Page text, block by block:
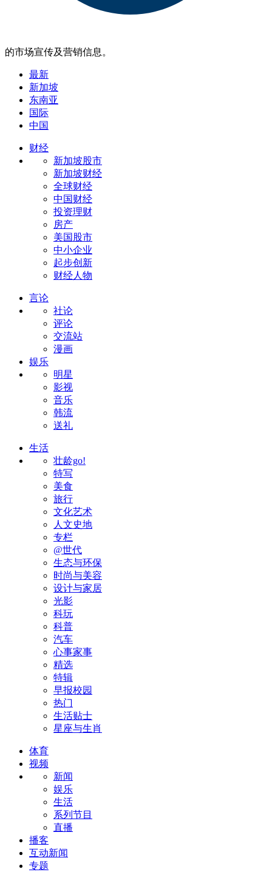
的市场宣传及营销信息。
最新
新加坡
东南亚
国际
中国
财经
新加坡股市
新加坡财经
全球财经
中国财经
投资理财
房产
美国股市
中小企业
起步创新
财经人物
言论
社论
评论
交流站
漫画
娱乐
明星
影视
音乐
韩流
送礼
生活
壮龄go!
特写
美食
旅行
文化艺术
人文史地
专栏
@世代
生态与环保
时尚与美容
设计与家居
光影
科玩
科普
汽车
心事家事
精选
特辑
早报校园
热门
生活贴士
星座与生肖
体育
视频
新闻
娱乐
生活
系列节目
直播
播客
互动新闻
专题